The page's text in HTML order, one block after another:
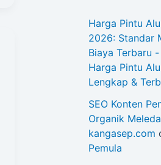
Harga Pintu
2026: Standar
Biaya Terbaru
Harga Pintu
Lengkap &
SEO Konten
Organik
kangasep.com
Pemula